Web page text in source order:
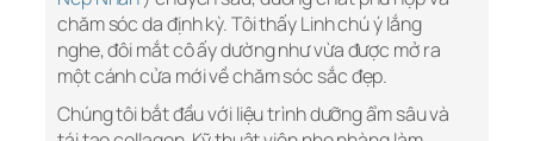
chăm sóc da định kỳ. Tôi thấy Linh chú ý lắng
nghe, đôi mắt cô ấy dường như vừa được mở ra
một cánh cửa mới về chăm sóc sắc đẹp.
Chúng tôi bắt đầu với liệu trình dưỡng ẩm sâu và